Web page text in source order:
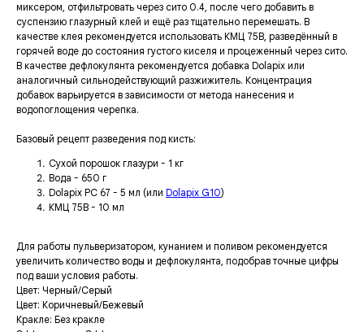
миксером, отфильтровать через сито 0.4, после чего добавить в
суспензию глазурный клей и ещё раз тщательно перемешать. В
качестве клея рекомендуется использовать КМЦ 75В, разведённый в
горячей воде до состояния густого киселя и процеженный через сито.
В качестве дефлокулянта рекомендуется добавка Dolapix или
аналогичный сильнодействующий разжижитель. Концентрация
добавок варьируется в зависимости от метода нанесения и
водопоглощения черепка.
Базовый рецепт разведения под кисть:
Сухой порошок глазури - 1 кг
Вода - 650 г
Dolapix PC 67 - 5 мл (или Dolapix G10)
КМЦ 75В - 10 мл
Для работы пульверизатором, кунанием и поливом рекомендуется
увеличить количество воды и дефлокулянта, подобрав точные цифры
под ваши условия работы.
Цвет: Черный/Серый
Цвет: Коричневый/Бежевый
Кракле: Без кракле